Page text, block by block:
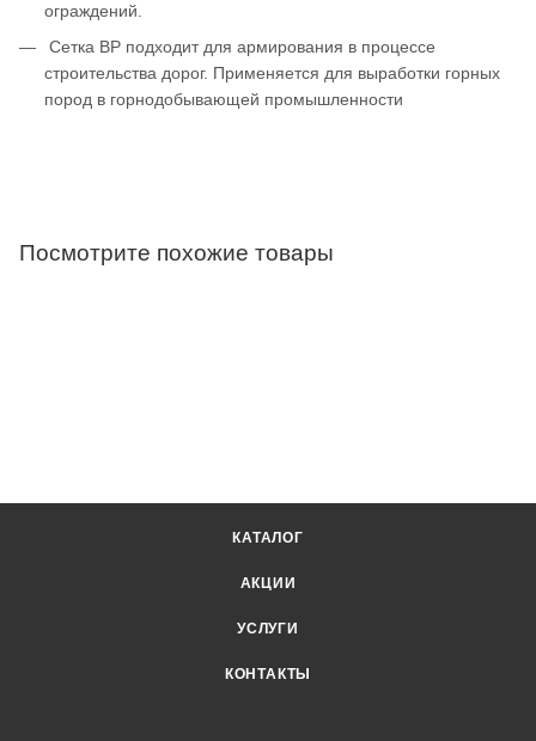
ограждений.
Сетка ВР подходит для армирования в процессе
строительства дорог. Применяется для выработки горных
пород в горнодобывающей промышленности
Посмотрите похожие товары
КАТАЛОГ
АКЦИИ
УСЛУГИ
КОНТАКТЫ